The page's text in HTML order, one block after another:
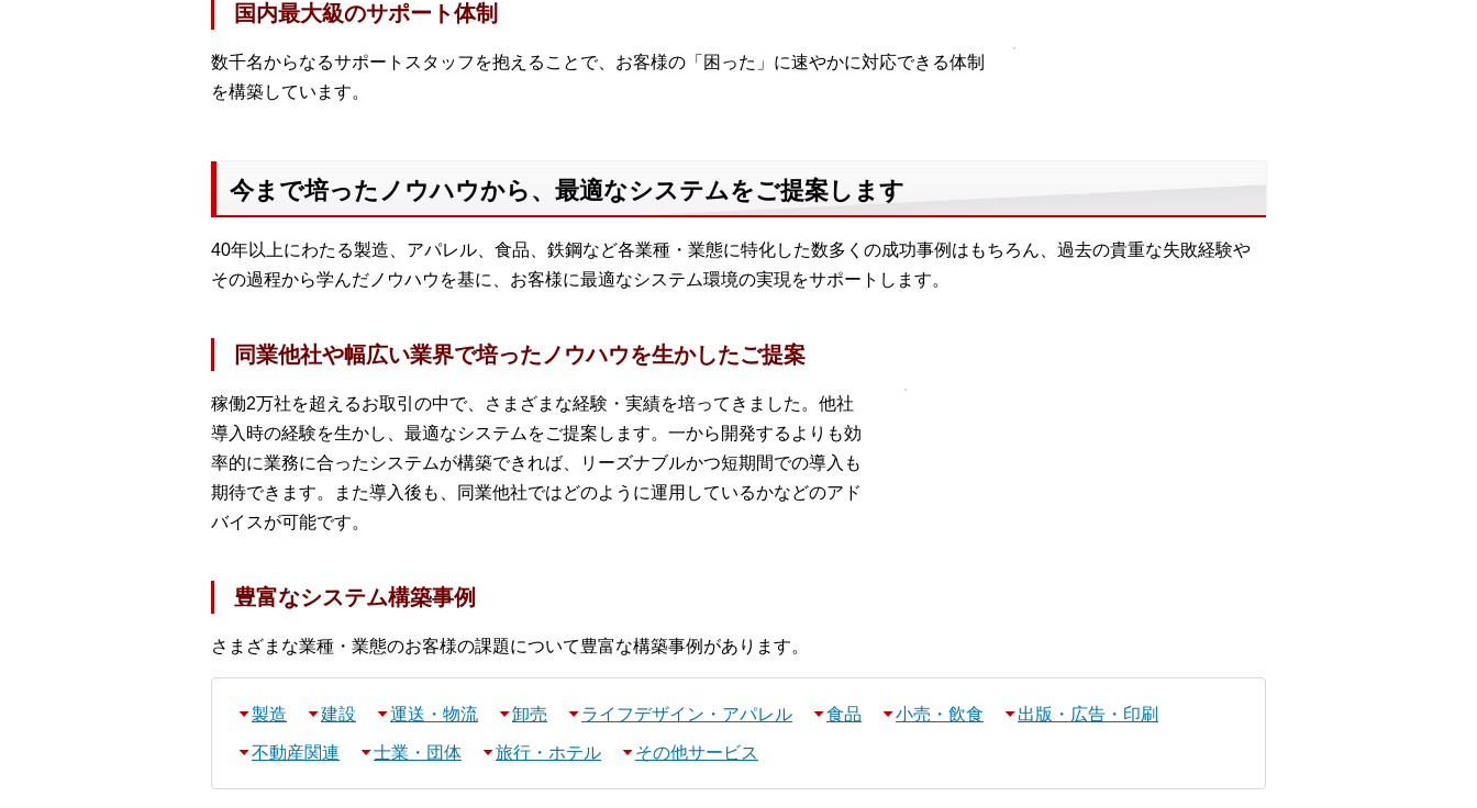
国内最大級のサポート体制
数千名からなるサポートスタッフを抱えることで、お客様の「困った」に速やかに対応できる体制
を構築しています。
今まで培ったノウハウから、最適なシステムをご提案します
40年以上にわたる製造、アパレル、食品、鉄鋼など各業種・業態に特化した数多くの成功事例はもちろん、過去の貴重な失敗経験や
その過程から学んだノウハウを基に、お客様に最適なシステム環境の実現をサポートします。
同業他社や幅広い業界で培ったノウハウを生かしたご提案
稼働2万社を超えるお取引の中で、さまざまな経験・実績を培ってきました。他社
導入時の経験を生かし、最適なシステムをご提案します。一から開発するよりも効
率的に業務に合ったシステムが構築できれば、リーズナブルかつ短期間での導入も
期待できます。また導入後も、同業他社ではどのように運用しているかなどのアド
バイスが可能です。
豊富なシステム構築事例
さまざまな業種・業態のお客様の課題について豊富な構築事例があります。
製造 建設 運送・物流 卸売 ライフデザイン・アパレル 食品 小売・飲食 出版・広告・印刷
不動産関連 士業・団体 旅行・ホテル その他サービス